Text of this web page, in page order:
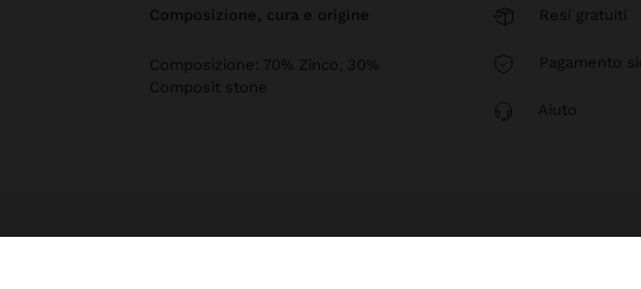
composizione, cura e origine
Composizione: 70% Zinco, 30%
Composit stone
Resi gratuiti
Pagamento
Aiuto